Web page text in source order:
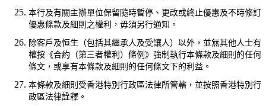
本行及有關主辦單位保留隨時暫停、更改或終止優惠及不時修訂
優惠條款及細則之權利，毋須另行通知。
除客戶及恒生（包括其繼承人及受讓人）以外，並無其他人士有
權按《合約（第三者權利）條例》強制執行本條款及細則的任何
條文，或享有本條款及細則的任何條文下的利益。
本條款及細則受香港特別行政區法律所管轄，並按照香港特別行
政區法律詮釋。